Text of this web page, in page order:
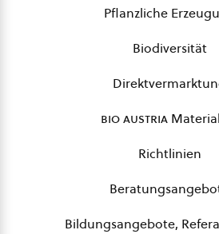
Pflanzliche
Biodiversität
bio austria
Richtlinien
Bildungsangebote,